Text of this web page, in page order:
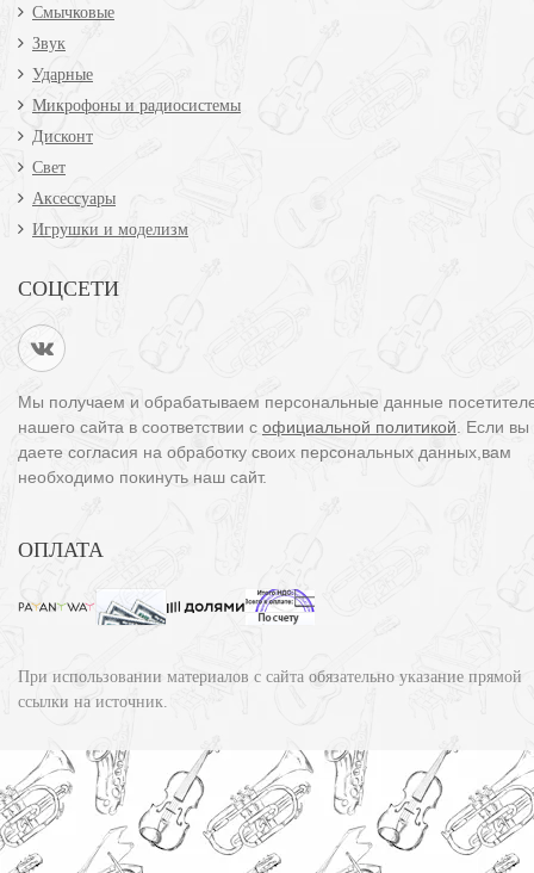
Смычковые
Звук
Ударные
Микрофоны и радиосистемы
Дисконт
Свет
Аксессуары
Игрушки и моделизм
СОЦСЕТИ
Мы получаем и обрабатываем персональные данные
нашего сайта в соответствии с официальной политикой . Если
даете согласия на обработку своих персональных данных,вам
необходимо покинуть наш сайт.
ОПЛАТА
При использовании материалов с сайта обязательно указание прямой
ссылки на источник.